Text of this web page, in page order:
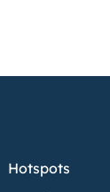
Hotspots